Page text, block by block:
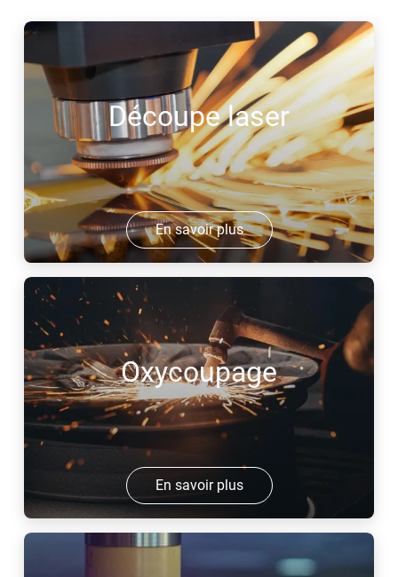
Découpe laser
En savoir plus
Oxycoupage
En savoir plus